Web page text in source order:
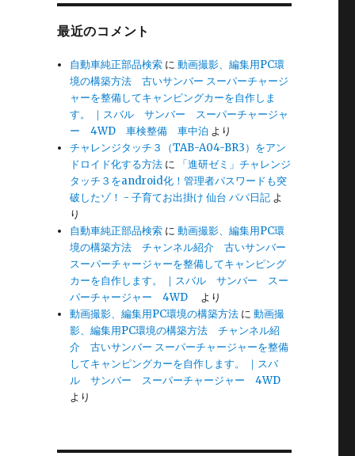
最近のコメント
自動車純正部品検索 に動画撮影、編集用PC環
境の構築方法 古いサンバー スーパーチャージ
ャーを整備してキャンピングカーを自作しま
す。 ｜スバル サンバー スーパーチャージャ
ー 4WD 車検整備 車中泊 より
チャレンジタッチ３（TAB-A04-BR3）をアン
ドロイド化する方法 に
「進研ゼミ」チャレンジ
タッチ３をandroid化！管理者パスワードも突
破したゾ！ - 子育てお出掛け 仙台 パパ日記 よ
り
自動車純正部品検索 に動画撮影、編集用PC環
境の構築方法 チャンネル紹介 古いサンバー
スーパーチャージャーを整備してキャンピング
カーを自作します。 ｜スバル サンバー スー
パーチャージャー 4WD
より
動画撮影、編集用PC環境の構築方法 に動画撮
影、編集用PC環境の構築方法 チャンネル紹
介 古いサンバー スーパーチャージャーを整備
してキャンピングカーを自作します。 ｜スバ
ル サンバー スーパーチャージャー 4WD
より